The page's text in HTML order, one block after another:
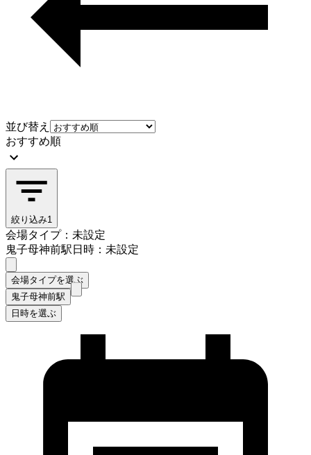
並び替え
おすすめ順
絞り込み1
会場タイプ：未設定
鬼子母神前駅日時：未設定
会場タイプを選ぶ
鬼子母神前駅
日時を選ぶ